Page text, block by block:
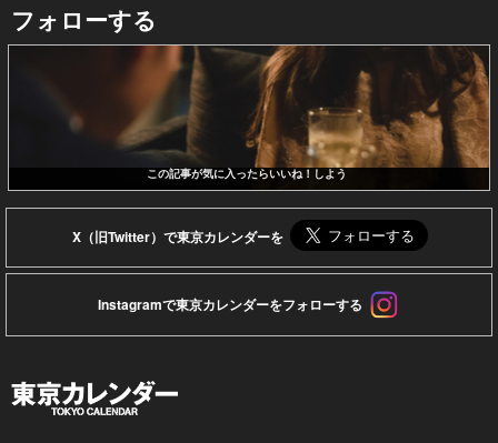
フォローする
この記事が気に入ったらいいね！しよう
X（旧Twitter）で東京カレンダーを
Instagramで東京カレンダーをフォローする